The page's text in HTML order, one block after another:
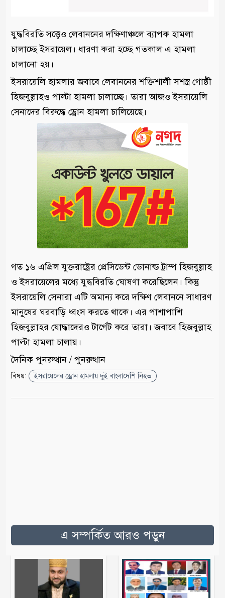
যুদ্ধবিরতি সত্ত্বেও লেবাননের দক্ষিণাঞ্চলে ব্যাপক হামলা
চালাচ্ছে ইসরায়েল। ধারণা করা হচ্ছে গতকাল এ হামলা
চালানো হয়।
ইসরায়েলি হামলার জবাবে লেবাননের শক্তিশালী সশস্ত্র গোষ্ঠী
হিজবুল্লাহও পাল্টা হামলা চালাচ্ছে। তারা আজও ইসরায়েলি
সেনাদের বিরুদ্ধে ড্রোন হামলা চালিয়েছে।
গত ১৬ এপ্রিল যুক্তরাষ্ট্রের প্রেসিডেন্ট ডোনাল্ড ট্রাম্প হিজবুল্লাহ
ও ইসরায়েলের মধ্যে যুদ্ধবিরতি ঘোষণা করেছিলেন। কিন্তু
ইসরায়েলি সেনারা এটি অমান্য করে দক্ষিণ লেবাননে সাধারণ
মানুষের ঘরবাড়ি ধ্বংস করতে থাকে। এর পাশাপাশি
হিজবুল্লাহর যোদ্ধাদেরও টার্গেট করে তারা। জবাবে হিজবুল্লাহ
পাল্টা হামলা চালায়।
দৈনিক পুনরুত্থান / পুনরুত্থান
বিষয়: ইসরায়েলের ড্রোন হামলায় দুই বাংলাদেশি নিহত
এ সম্পর্কিত আরও পড়ুন